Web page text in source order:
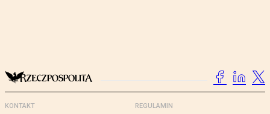
KONTAKT REGULAMIN